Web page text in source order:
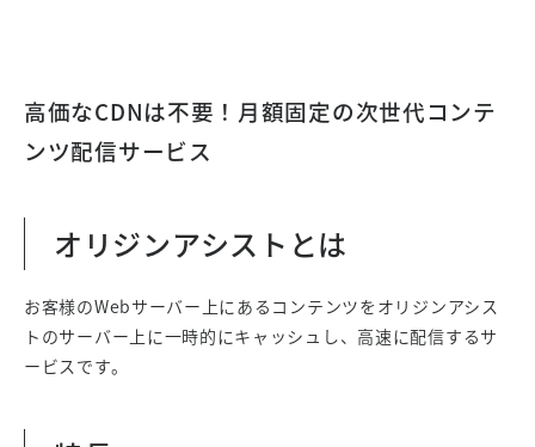
高価なCDNは不要！月額固定の次世代コンテ
ンツ配信サービス
オリジンアシストとは
お客様のWebサーバー上にあるコンテンツをオリジンアシス
トのサーバー上に一時的にキャッシュし、高速に配信するサ
ービスです。